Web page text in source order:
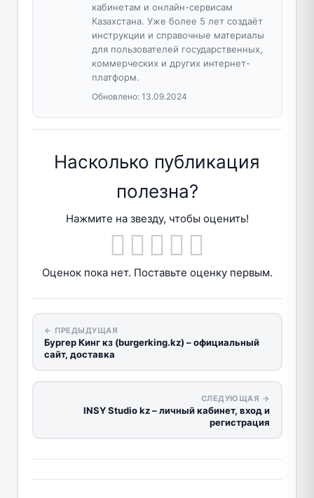
кабинетам и онлайн-сервисам
Казахстана. Уже более 5 лет создаёт
инструкции и справочные материалы
для пользователей государственных,
коммерческих и других интернет-
платформ.
Обновлено: 13.09.2024
Насколько публикация
полезна?
Нажмите на звезду, чтобы оценить!
Оценок пока нет. Поставьте оценку первым.
← ПРЕДЫДУЩАЯ
Бургер Кинг кз (burgerking.kz) – официальный
сайт, доставка
СЛЕДУЮЩАЯ →
INSY Studio kz – личный кабинет, вход и
регистрация